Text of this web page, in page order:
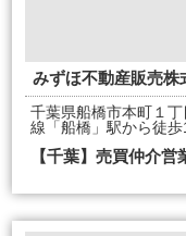
みずほ不動産販売株
千葉県船橋市本町１
線「船橋」駅から徒
【千葉】売買仲介